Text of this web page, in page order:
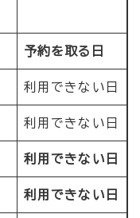
予約を取る日
利用できない日
利用できない日
利用できない日
利用できない日